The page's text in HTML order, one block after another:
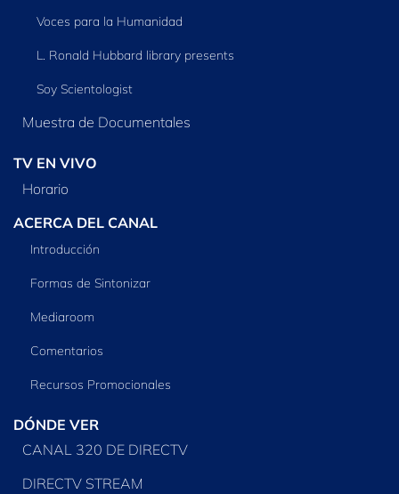
Voces para la Humanidad
L. Ronald Hubbard library presents
Soy Scientologist
Muestra de Documentales
TV EN VIVO
Horario
ACERCA DEL CANAL
Introducción
Formas de Sintonizar
Mediaroom
Comentarios
Recursos Promocionales
DÓNDE VER
CANAL 320 DE DIRECTV
DIRECTV STREAM